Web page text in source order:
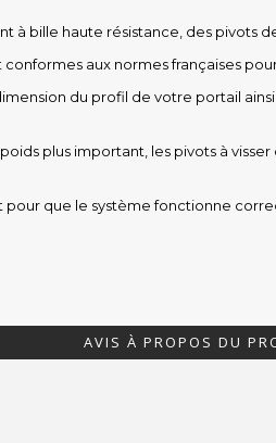
bille haute résistance, des pivots
aux normes françaises
du profil de votre portail
plus important, les pivots à
pour que le système fonctionne
AVIS À PROPOS DU